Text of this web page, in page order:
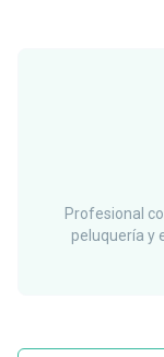
Profesional
peluquería y